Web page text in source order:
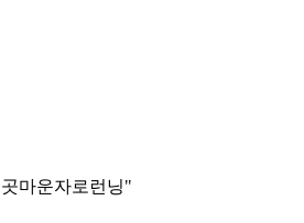
마운자로런닝"